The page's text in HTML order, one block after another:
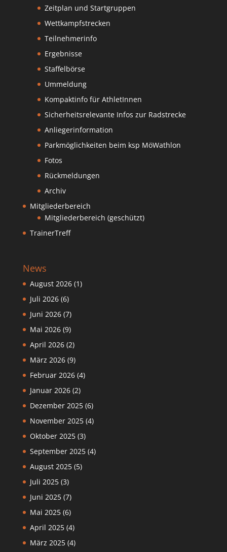
Zeitplan und Startgruppen
Wettkampfstrecken
Teilnehmerinfo
Ergebnisse
Staffelbörse
Ummeldung
Kompaktinfo für AthletInnen
Sicherheitsrelevante Infos zur Radstrecke
Anliegerinformation
Parkmöglichkeiten beim ksp MöWathlon
Fotos
Rückmeldungen
Archiv
Mitgliederbereich
Mitgliederbereich (geschützt)
TrainerTreff
News
August 2026(1)
Juli 2026(6)
Juni 2026(7)
Mai 2026(9)
April 2026(2)
März 2026(9)
Februar 2026(4)
Januar 2026(2)
Dezember 2025(6)
November 2025(4)
Oktober 2025(3)
September 2025(4)
August 2025(5)
Juli 2025(3)
Juni 2025(7)
Mai 2025(6)
April 2025(4)
März 2025(4)